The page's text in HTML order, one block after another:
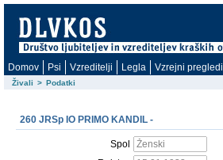
Domov Psi Vzreditelji Legla Vzrejni pregledi
Živali > Podatki
260 JRSp IO PRIMO KANDIL -
Spol